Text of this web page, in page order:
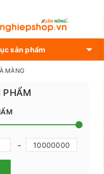
sản phẩm
MÀNG
PHẨM